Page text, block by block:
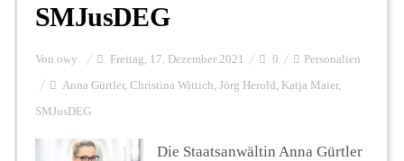
SMJusDEG
Von owy Freitag, 17. Dezember 2021 0 Personalien
Anna Gürtler, Christina Wittich, Jörg Herold, Katja Maier,
SMJusDEG
Die Staatsanwältin Anna Gürtler